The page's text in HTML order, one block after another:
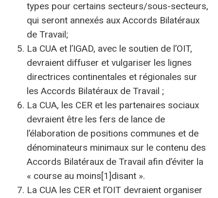
types pour certains secteurs/sous-secteurs,
qui seront annexés aux Accords Bilatéraux
de Travail;
La CUA et l’IGAD, avec le soutien de l’OIT,
devraient diffuser et vulgariser les lignes
directrices continentales et régionales sur
les Accords Bilatéraux de Travail ;
La CUA, les CER et les partenaires sociaux
devraient être les fers de lance de
l’élaboration de positions communes et de
dénominateurs minimaux sur le contenu des
Accords Bilatéraux de Travail afin d’éviter la
« course au moins[1]disant ».
La CUA les CER et l’OIT devraient organiser